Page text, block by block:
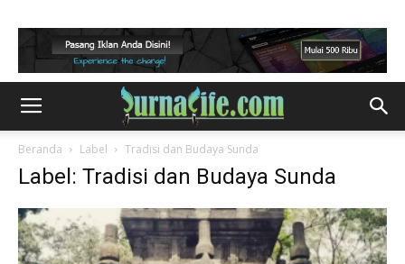
Beranda Label Tradisi dan Budaya Sunda
Label: Tradisi dan Budaya Sunda